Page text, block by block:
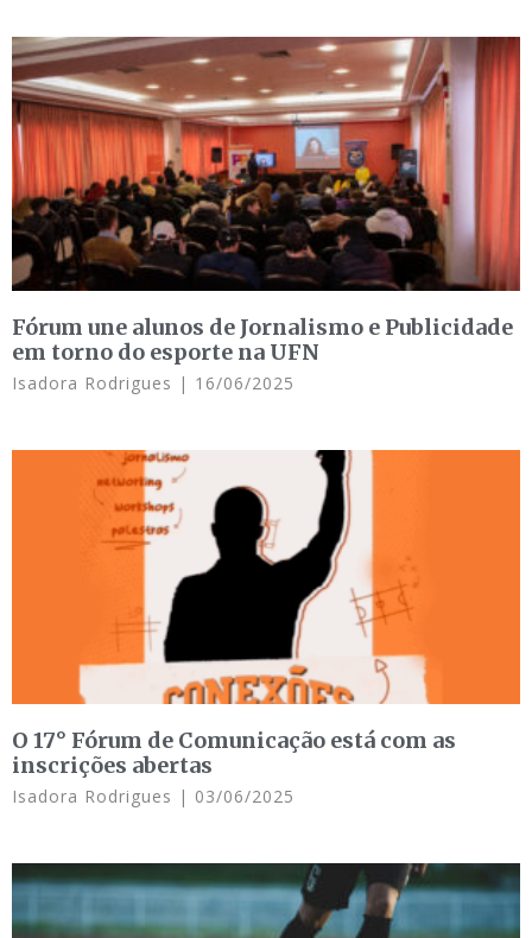
Fórum une alunos de Jornalismo e Publicidade
em torno do esporte na UFN
Isadora Rodrigues 16/06/2025
O 17° Fórum de Comunicação está com as
inscrições abertas
Isadora Rodrigues 03/06/2025